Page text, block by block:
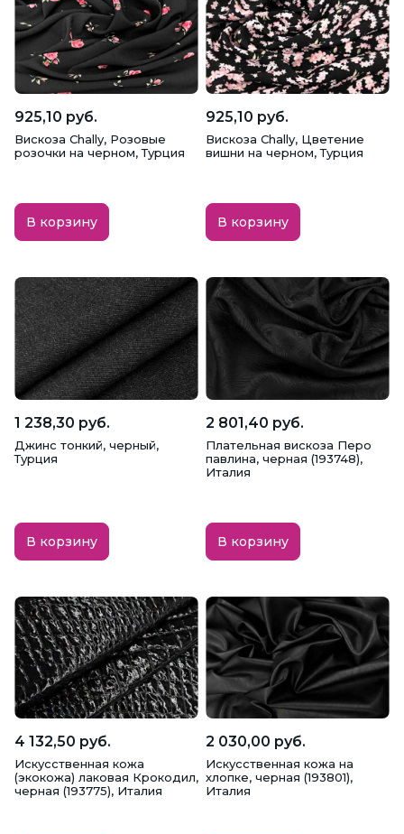
Серебристая ткань Синяя ткань
Сиреневая ткань Ткани марсала
925,10 руб.
Вискоза Chally, Розовые
розочки на черном, Турция
В корзину
925,10 руб.
Вискоза Chally, Цветение
вишни на черном, Турция
В корзину
1 238,30 руб.
Джинс тонкий, черный,
Турция
В корзину
2 801,40 руб.
Плательная вискоза Перо
павлина, черная (193748),
Италия
В корзину
4 132,50 руб.
Искусственная кожа
(экокожа) лаковая Крокодил,
черная (193775), Италия
2 030,00 руб.
Искусственная кожа на
хлопке, черная (193801),
Италия